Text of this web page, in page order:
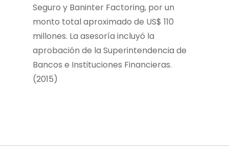
Seguro y Baninter Factoring, por un
monto total aproximado de US$ 110
millones. La asesoría incluyó la
aprobación de la Superintendencia de
Bancos e Instituciones Financieras.
(2015)